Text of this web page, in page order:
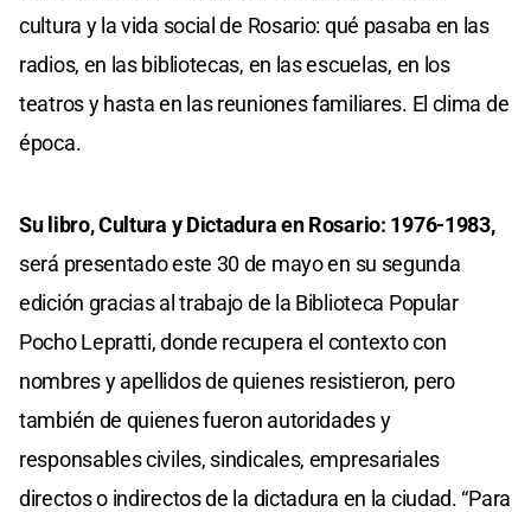
cultura y la vida social de Rosario: qué pasaba en las
radios, en las bibliotecas, en las escuelas, en los
teatros y hasta en las reuniones familiares. El clima de
época.
Su libro, Cultura y Dictadura en Rosario: 1976-1983,
será presentado este 30 de mayo en su segunda
edición gracias al trabajo de la Biblioteca Popular
Pocho Lepratti, donde recupera el contexto con
nombres y apellidos de quienes resistieron, pero
también de quienes fueron autoridades y
responsables civiles, sindicales, empresariales
directos o indirectos de la dictadura en la ciudad. “Para